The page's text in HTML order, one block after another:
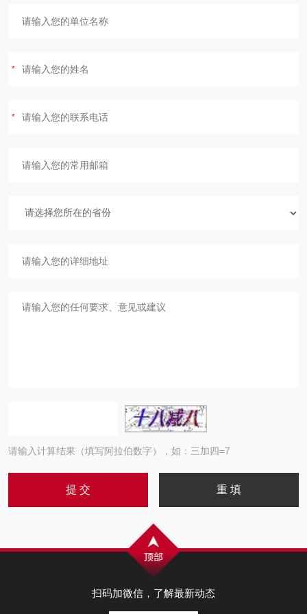
请输入计算结果（填写阿拉伯数字），如：三加四=7
扫码加微信，了解最新动态